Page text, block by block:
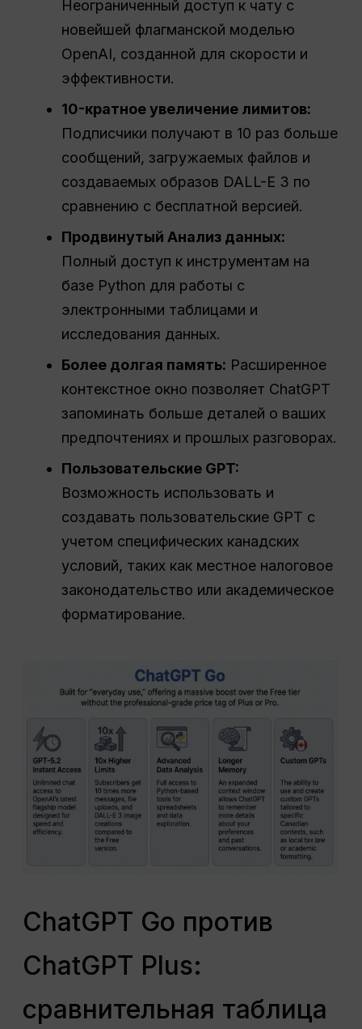
Неограниченный доступ к чату с
новейшей флагманской моделью
OpenAI, созданной для скорости и
эффективности.
10-кратное увеличение лимитов:
Подписчики получают в 10 раз больше
сообщений, загружаемых файлов и
создаваемых образов DALL-E 3 по
сравнению с бесплатной версией.
Продвинутый Анализ данных:
Полный доступ к инструментам на
базе Python для работы с
электронными таблицами и
исследования данных.
Более долгая память: Расширенное
контекстное окно позволяет ChatGPT
запоминать больше деталей о ваших
предпочтениях и прошлых разговорах.
Пользовательские GPT:
Возможность использовать и
создавать пользовательские GPT с
учетом специфических канадских
условий, таких как местное налоговое
законодательство или академическое
форматирование.
ChatGPT Go против
ChatGPT Plus:
сравнительная таблица